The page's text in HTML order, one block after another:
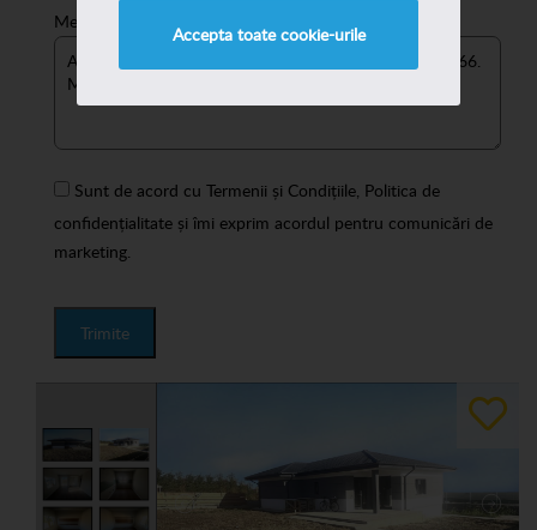
Accepta toate cookie-urile
Mesaj:
Sunt de acord cu Termenii și Condițiile, Politica de
confidențialitate și îmi exprim acordul pentru comunicări de
marketing.
Trimite